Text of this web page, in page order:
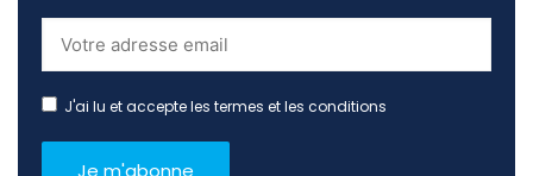
J'ai lu et accepte les termes et les conditions